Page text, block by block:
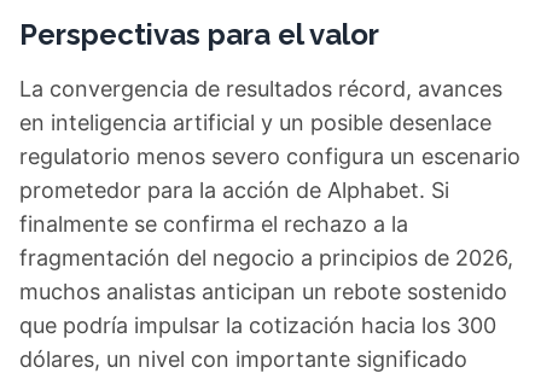
Perspectivas para el valor
La convergencia de resultados récord, avances
en inteligencia artificial y un posible desenlace
regulatorio menos severo configura un escenario
prometedor para la acción de Alphabet. Si
finalmente se confirma el rechazo a la
fragmentación del negocio a principios de 2026,
muchos analistas anticipan un rebote sostenido
que podría impulsar la cotización hacia los 300
dólares, un nivel con importante significado